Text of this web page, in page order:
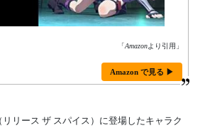
「Amazonより引用」
Amazon で見る ▶
リリース ザ スパイス）に登場したキャラク